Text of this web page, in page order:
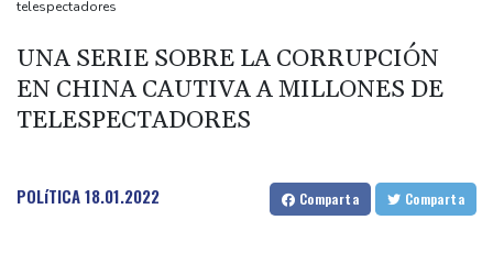
un récord de medallas
EEUU reanuda parcialmente la inspección de aguacates de
México
El Rin, a punto de quedar dividido en dos en Alemania debido a
EEUU
telespectadores
UNA SERIE SOBRE LA CORRUPCIÓN
EN CHINA CAUTIVA A MILLONES DE
TELESPECTADORES
POLíTICA18.01.2022 Comparta Comparta